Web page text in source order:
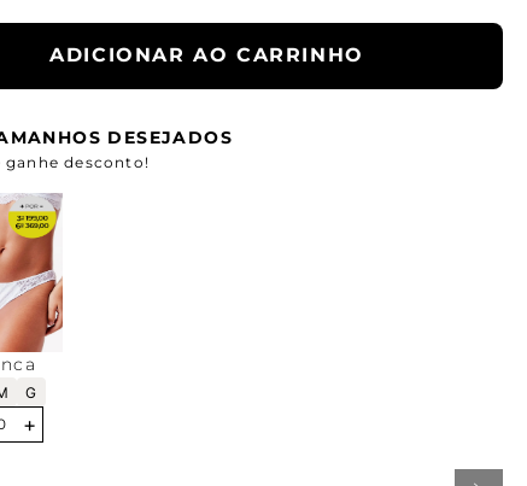
ADICIONAR AO CARRINHO
DESEJADOS
ganhe desconto!
G
+